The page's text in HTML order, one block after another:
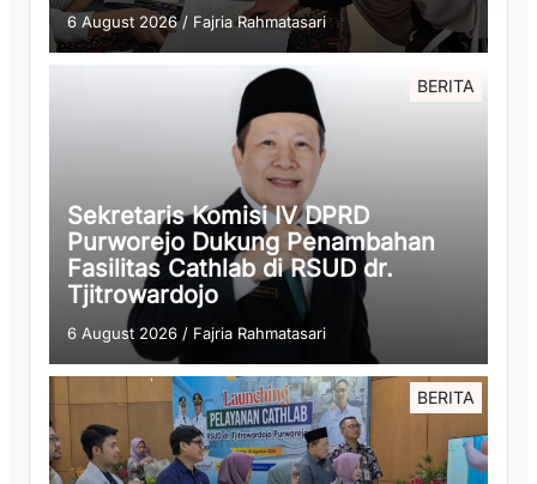
6 August 2026/ Fajria Rahmatasari
BERITA
Sekretaris Komisi IV DPRD
Purworejo Dukung Penambahan
Fasilitas Cathlab di RSUD dr.
Tjitrowardojo
6 August 2026 / Fajria Rahmatasari
BERITA